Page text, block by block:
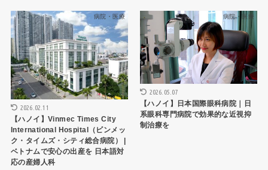
病院・医療
2026.02.11
【ハノイ】Vinmec Times City
International Hospital（ビンメッ
ク・タイムズ・シティ総合病院） |
ベトナムで安心の出産を 日本語対
応の産婦人科
病院・医療
2026.05.07
【ハノイ】日本国際眼科病院｜日
系眼科専門病院で効果的な近視抑
制治療を